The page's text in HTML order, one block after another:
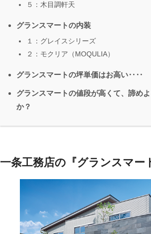
５：木目調軒天
グランスマートの内装
１：グレイスシリーズ
２：モクリア（MOQULIA）
グランスマートの坪単価はお高い‥‥
グランスマートの値段が高くて、諦め
か？
一条工務店の『グランスマー